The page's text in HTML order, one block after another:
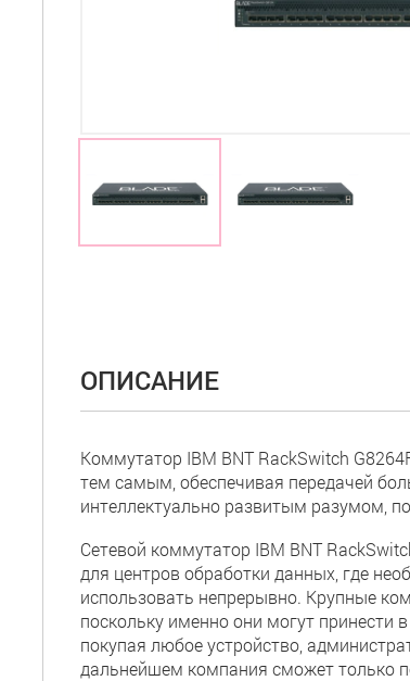
ОПИСАНИЕ
Коммутатор IBM BNT RackSwitch
тем самым, обеспечивая передачей
интеллектуально развитым разумом,
Сетевой коммутатор IBM BNT
для центров обработки данных, где
использовать непрерывно. Крупные
поскольку именно они могут принести
покупая любое устройство,
дальнейшем компания сможет только